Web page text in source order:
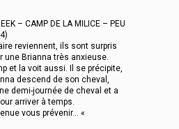
– CAMP DE LA MILICE – PEU
reviennent, ils sont surpris
une Brianna très anxieuse.
et la voit aussi. Il se précipite,
descend de son cheval,
demi-journée de cheval et a
arriver à temps.
vous prévenir... «